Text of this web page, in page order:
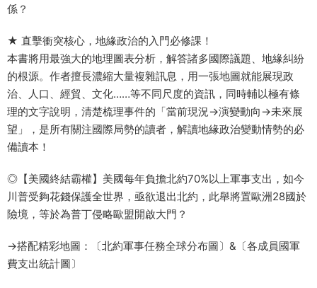
係？
★ 直擊衝突核心，地緣政治的入門必修課！
本書將用最強大的地理圖表分析，解答諸多國際議題、地緣糾紛
的根源。作者擅長濃縮大量複雜訊息，用一張地圖就能展現政
治、人口、經貿、文化……等不同尺度的資訊，同時輔以極有條
理的文字說明，清楚梳理事件的「當前現況→演變動向→未來展
望」，是所有關注國際局勢的讀者，解讀地緣政治變動情勢的必
備讀本！
◎【美國終結霸權】美國每年負擔北約70%以上軍事支出，如今
川普受夠花錢保護全世界，亟欲退出北約，此舉將置歐洲28國於
險境，等於為普丁侵略歐盟開啟大門？
→搭配精彩地圖：〔北約軍事任務全球分布圖〕&〔各成員國軍
費支出統計圖〕